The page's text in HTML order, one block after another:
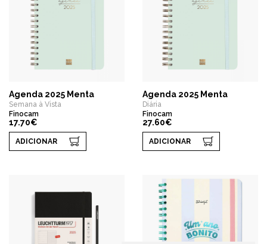
Agenda 2025 Menta
Semana à Vista
Finocam
17.70€
ADICIONAR
Agenda 2025 Menta
Diária
Finocam
27.60€
ADICIONAR